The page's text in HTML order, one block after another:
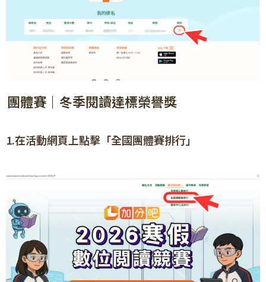
團體賽｜冬季閱讀達標榮譽獎
1.在活動網頁上點擊「全國團體賽排行」